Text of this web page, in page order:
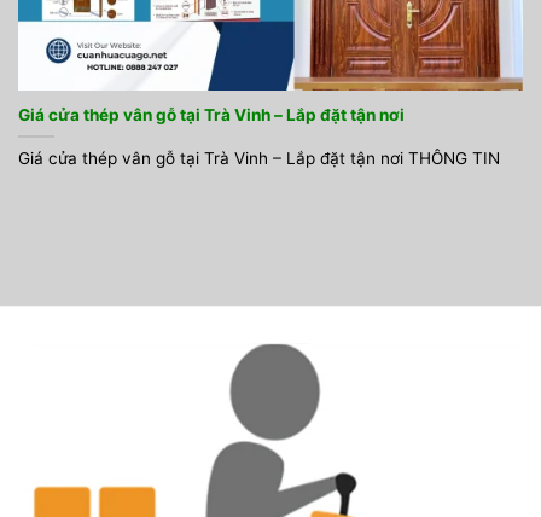
Giá cửa thép vân gỗ tại Trà Vinh – Lắp đặt tận nơi
Giá cửa thép vân gỗ tại Trà Vinh – Lắp đặt tận nơi THÔNG TIN